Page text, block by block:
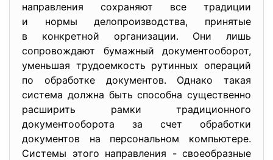
направления сохраняют все традиции
и нормы делопроизводства, принятые
в конкретной организации. Они лишь
сопровождают бумажный документооборот,
уменьшая трудоемкость рутинных операций
по обработке документов. Однако такая
система должна быть способна существенно
расширить рамки традиционного
документооборота за счет обработки
документов на персональном компьютере.
Системы этого направления - своеобразные